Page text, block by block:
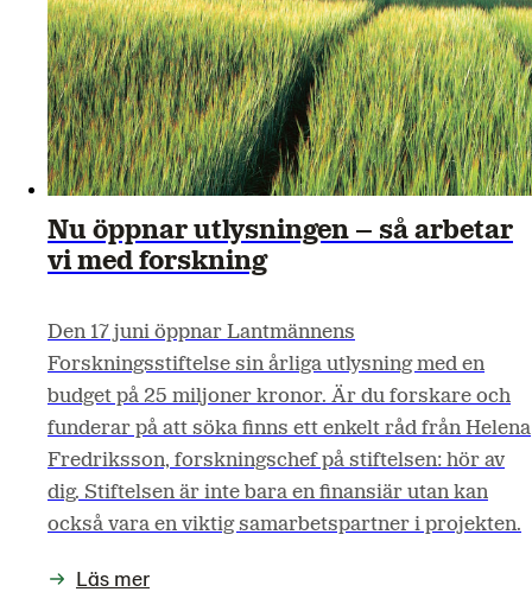
Nu öppnar utlysningen – så arbetar
vi med forskning
Den 17 juni öppnar Lantmännens
Forskningsstiftelse sin årliga utlysning med en
budget på 25 miljoner kronor. Är du forskare och
funderar på att söka finns ett enkelt råd från Helena
Fredriksson, forskningschef på stiftelsen: hör av
dig. Stiftelsen är inte bara en finansiär utan kan
också vara en viktig samarbetspartner i projekten.
Läs mer